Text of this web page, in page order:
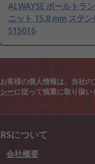
ALWAYSE ボールトラ
ニット 15.8 mm ステ
515016
お客様の個人情報は、当社の
シーに従って慎重に取り扱い
RSについて
会社概要